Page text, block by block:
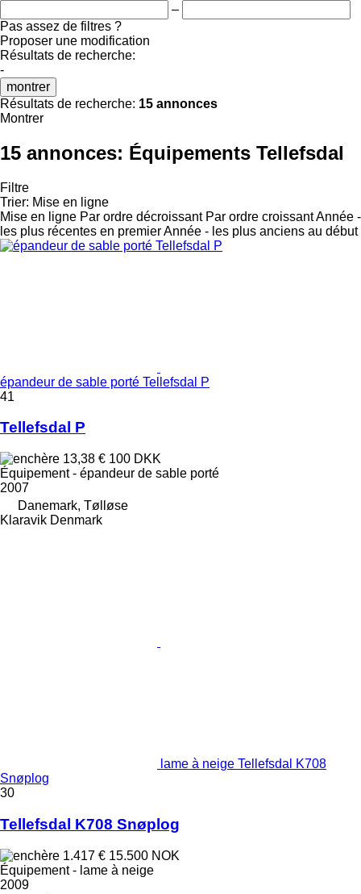
–
Pas assez de filtres ?
Proposer une modification
Résultats de recherche:
-
montrer
Résultats de recherche: 15 annonces
Montrer
15 annonces: Équipements Tellefsdal
Filtre
Trier: Mise en ligne
Mise en ligne Par ordre décroissant Par ordre croissantAnnée -
les plus récentes en premierAnnée - les plus anciens au début
épandeur de sable porté Tellefsdal P
41
Tellefsdal P
13,38 € 100 DKK
Équipement - épandeur de sable porté
2007
Danemark, Tølløse
Klaravik Denmark
lame à neige Tellefsdal K708
Snøplog
30
Tellefsdal K708 Snøplog
1.417 € 15.500 NOK
Équipement - lame à neige
2009